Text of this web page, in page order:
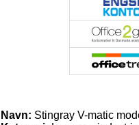
Navn: Stingray V-matic